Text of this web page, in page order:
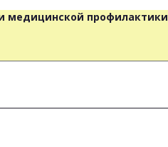
медицинской профилактики